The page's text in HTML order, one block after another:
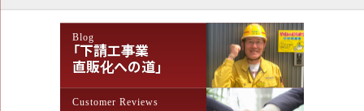
ゲ
Blog
「下請工事業
直販化への道」
Customer Reviews